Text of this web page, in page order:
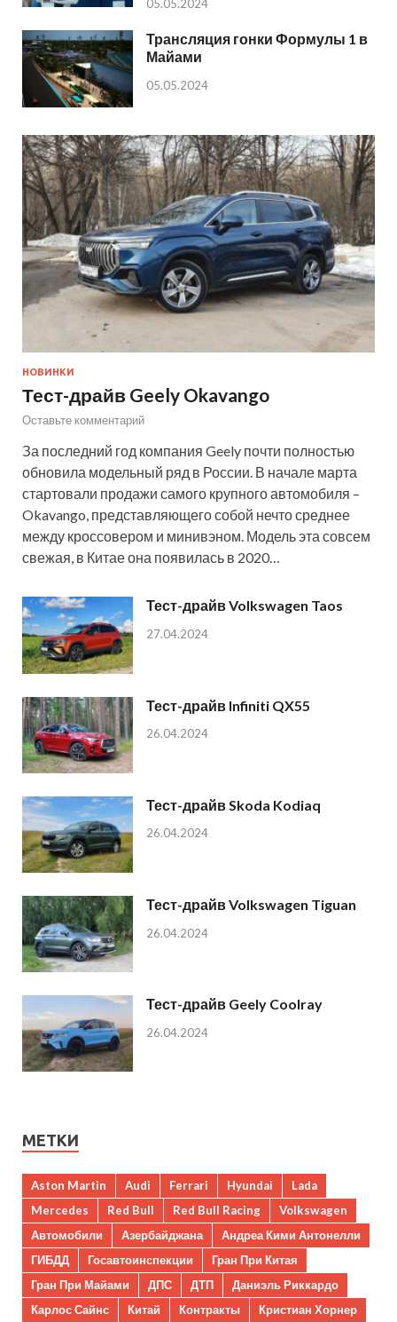
05.05.2024
Трансляция гонки Формулы 1 в
Майами
05.05.2024
НОВИНКИ
Тест-драйв Geely Okavango
Оставьте комментарий
За последний год компания Geely почти полностью
обновила модельный ряд в России. В начале марта
стартовали продажи самого крупного автомобиля –
Okavango, представляющего собой нечто среднее
между кроссовером и минивэном. Модель эта совсем
свежая, в Китае она появилась в 2020…
Тест-драйв Volkswagen Taos
27.04.2024
Тест-драйв Infiniti QX55
26.04.2024
Тест-драйв Skoda Kodiaq
26.04.2024
Тест-драйв Volkswagen Tiguan
26.04.2024
Тест-драйв Geely Coolray
26.04.2024
МЕТКИ
Aston Martin Audi Ferrari Hyundai
Lada
Mercedes
Red Bull Red Bull Racing
Volkswagen
Автомобили
Азербайджана
Андреа Кими Антонелли
ГИБДД
Госавтоинспекции
Гран При Китая
Гран При Майами
ДПС ДТП
Даниэль Риккардо
Карлос Сайнс
Китай Контракты
Кристиан Хорнер